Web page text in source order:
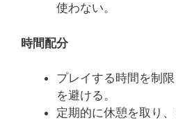
使わない。
時間配分
プレイする時間を制
を避ける。
定期的に休憩を取り、